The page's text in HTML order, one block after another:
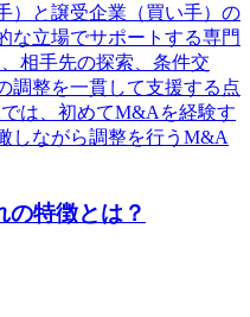
）と譲受企業（買い手）の
な立場でサポートする専門
相手先の探索、条件交
調整を一貫して支援する点
は、初めてM&Aを経験す
しながら調整を行うM&A
特徴とは？